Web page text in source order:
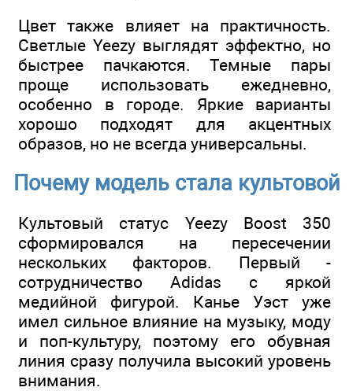
Цвет также влияет на практичность.
Светлые Yeezy выглядят эффектно, но
быстрее пачкаются. Темные пары
проще использовать ежедневно,
особенно в городе. Яркие варианты
хорошо подходят для акцентных
образов, но не всегда универсальны.
Почему модель стала культовой
Культовый статус Yeezy Boost 350
сформировался на пересечении
нескольких факторов. Первый -
сотрудничество Adidas с яркой
медийной фигурой. Канье Уэст уже
имел сильное влияние на музыку, моду
и поп-культуру, поэтому его обувная
линия сразу получила высокий уровень
внимания.